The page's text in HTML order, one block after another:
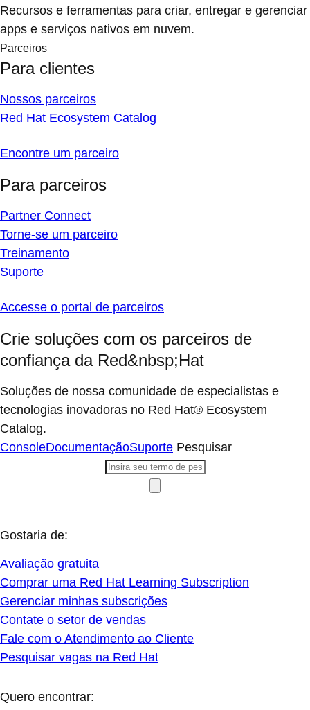
Recursos e ferramentas para criar, entregar e gerenciar
apps e serviços nativos em nuvem.
Parceiros
Para clientes
Nossos parceiros
Red Hat Ecosystem Catalog
Encontre um parceiro
Para parceiros
Partner Connect
Torne-se um parceiro
Treinamento
Suporte
Accesse o portal de parceiros
Crie soluções com os parceiros de
confiança da Red&nbsp;Hat
Soluções de nossa comunidade de especialistas e
tecnologias inovadoras no Red Hat® Ecosystem
Catalog.
ConsoleDocumentaçãoSuporte Pesquisar
Gostaria de:
Avaliação gratuita
Comprar uma Red Hat Learning Subscription
Gerenciar minhas subscrições
Contate o setor de vendas
Fale com o Atendimento ao Cliente
Pesquisar vagas na Red Hat
Quero encontrar: